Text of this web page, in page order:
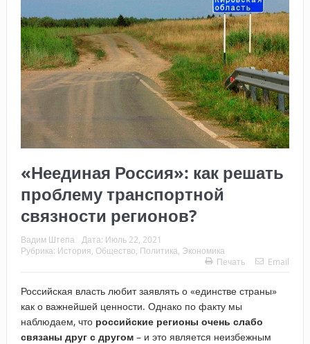
«Неединая Россия»: как решать
проблему транспортной
связности регионов?
Вадим Штепа Дата: Июль 22, 2021
Рубрика: История Общество Политика Экономика
Печать
Email
Российская власть любит заявлять о «единстве страны»
как о важнейшей ценности. Однако по факту мы
наблюдаем, что российские регионы очень слабо
связаны друг с другом– и это является неизбежным